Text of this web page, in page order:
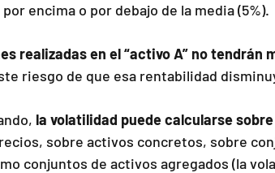
encima o por debajo de la media (5%).
realizadas en el “activo A” no tendrán
riesgo de que esa rentabilidad
la volatilidad puede calcularse
sobre activos concretos, sobre
conjuntos de activos agregados (la